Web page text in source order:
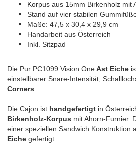
Korpus aus 15mm Birkenholz mit
Stand auf vier stabilen
Maße: 47,5 x 30,4 x 29,9 cm
Handarbeit aus Österreich
Inkl. Sitzpad
Die Pur PC1099 Vision OneAst Eiche
einstellbarer Snare-Intensität,
Corners
Die Cajon ist handgefertigt in
Birkenholz-Korpus mit Ahorn-Furnier.
einer speziellen Sandwich Konstruktion
Eiche gefertigt.